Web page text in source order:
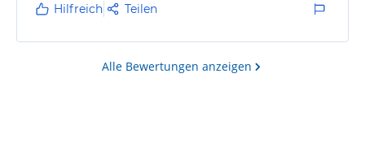
Hilfreich Teilen
Alle Bewertungen anzeigen